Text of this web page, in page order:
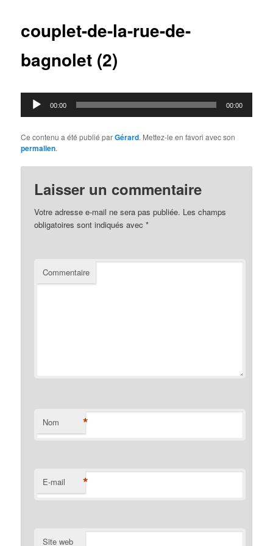
couplet-de-la-rue-de-
bagnolet (2)
Lecteur
audio
00:00 00:00
Ce contenu a été publié parGérard. Mettez-le en favori avec son
permalien.
Laisser un commentaire
Votre adresse e-mail ne sera pas publiée. Les champs
obligatoires sont indiqués avec*
Commentaire
Nom *
E-mail *
Site web